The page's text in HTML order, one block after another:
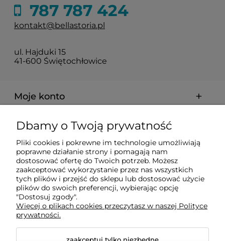
787 787 424
kontakt@bellastoria.pl
ul. Hajduki 15
41-600 Świętochłowice
Moje konto
Dostawa i płatności
O firmie
Obsługiwane metody płatności elektronicznych
Dbamy o Twoją prywatność
Pliki cookies i pokrewne im technologie umożliwiają
poprawne działanie strony i pomagają nam
dostosować ofertę do Twoich potrzeb. Możesz
zaakceptować wykorzystanie przez nas wszystkich
tych plików i przejść do sklepu lub dostosować użycie
plików do swoich preferencji, wybierając opcję
"Dostosuj zgody".
Więcej o plikach cookies przeczytasz w naszej Polityce
prywatności.
zaakceptuj tylko niezbędne